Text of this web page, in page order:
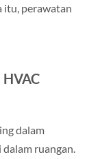
itu, perawatan
dalam
ruangan.